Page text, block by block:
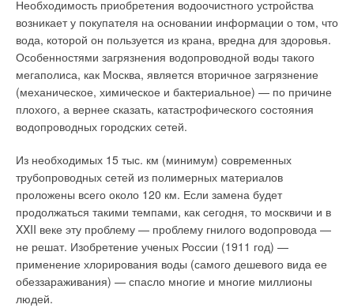
Необходимость приобретения водоочистного устройства
возникает у покупателя на основании информации о том, что
вода, которой он пользуется из крана, вредна для здоровья.
Особенностями загрязнения водопроводной воды такого
мегаполиса, как Москва, является вторичное загрязнение
(механическое, химическое и бактериальное) — по причине
плохого, а вернее сказать, катастрофического состояния
водопроводных городских сетей.
Из необходимых 15 тыс. км (минимум) современных
трубопроводных сетей из полимерных материалов
проложены всего около 120 км. Если замена будет
продолжаться такими темпами, как сегодня, то москвичи и в
XXII веке эту проблему — проблему гнилого водопровода —
не решат. Изобретение ученых России (1911 год) —
применение хлорирования воды (самого дешевого вида ее
обеззараживания) — спасло многие и многие миллионы
людей.
Сложность их производства не в последнюю очередь
связана с повышенными требованиями к качеству, в
частности к точности соблюдения геометрических
параметров. В России производство таких труб освоили три
предприятия: «Климовский трубный завод», входящий в
холдинг «Евротрубпласт», «Завод по переработке
пластмасс» ОАО «Казаньоргсинтез» (напорные трубы) и
ООО «Бородино-пласт» (ненапорные трубы).
Классификация по материалам
Полимерные трубы производятся согласно ГОСТу или в
соответствии техническим условиям, утвержденным
Госстандартом России. Этими нормативными документами
предписана маркировка труб, которая наносится на изделия.
Она включает в себя обозначение завода-изготовителя,
диаметр и толщину стенки (или отношение диаметра к
толщине), в некоторых случаях указана нормативная
кровли, ее площадью, высотными отметками. Выбор типа
системы определяется на основе техникоэкономического
сравнения вариантов.
Самотечные системы функционирует за счет уклона труб.
При этом поперечное сечение труб заполнено водой
частично: в горизонтальных трубах от 1/2 до 2/3 полного
сечения. В вертикальных трубах только на 1/3 сечения.
Сейчас наиболее распространены самотечные системы.
Такие системы ливнестока состоят из лотков, кровельных
воронок и систем трубопроводов.
Трубопроводы этой системы могут быть смонтированы как
снаружи, так и внутри здания. При использовании таких
ливнестоков увеличение ливневой нагрузки компенсируют за
счет большего числа приемных воронок, устройства
дополнительных стояков и увеличения протяженности